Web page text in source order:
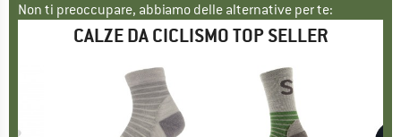
Non ti preoccupare, abbiamo delle alternative per te:
CALZE DA CICLISMO TOP SELLER